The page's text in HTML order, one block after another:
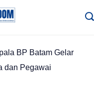
BP Batam Gelar
dan Pegawai